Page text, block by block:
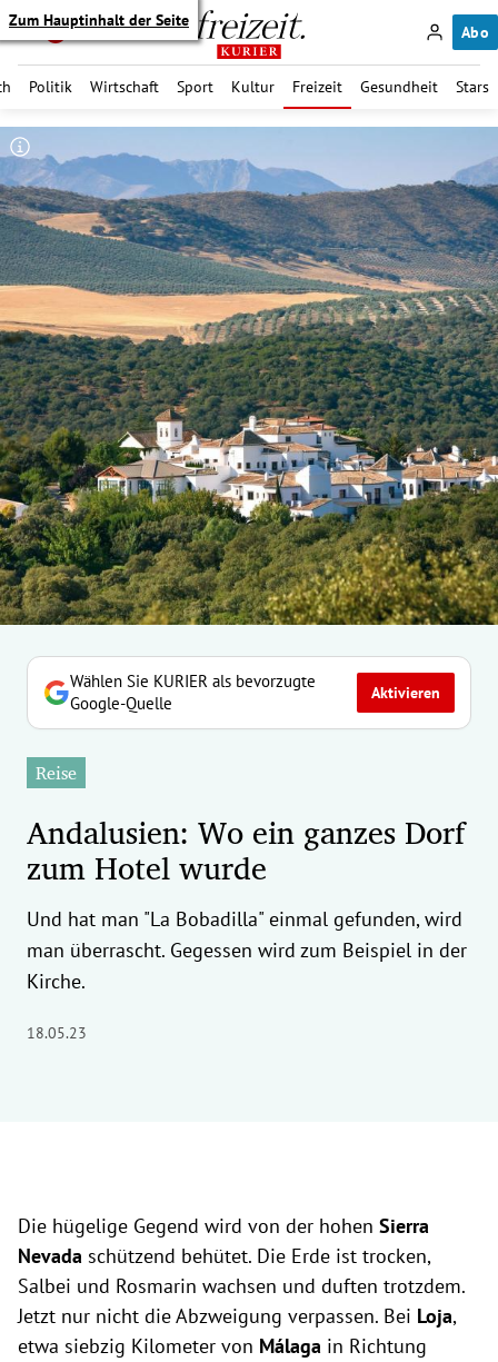
Zum Hauptinhalt der Seite
Abo
Politik Wirtschaft Sport Kultur Freizeit Gesundheit Stars
Untermenü
Untermenü
Untermenü
Untermenü
Untermenü
Untermenü
Untermenü
Untermenü
Untermenü
Wählen Sie KURIER als bevorzugte
Google-Quelle
Aktivieren
Reise
Andalusien: Wo ein ganzes Dorf
zum Hotel wurde
Und hat man "La Bobadilla" einmal gefunden, wird
man überrascht. Gegessen wird zum Beispiel in der
Kirche.
18.05.23
Die hügelige Gegend wird von der hohen Sierra
Nevada schützend behütet. Die Erde ist trocken,
Salbei und Rosmarin wachsen und duften trotzdem.
Jetzt nur nicht die Abzweigung verpassen. Bei Loja,
etwa siebzig Kilometer von Málaga in Richtung